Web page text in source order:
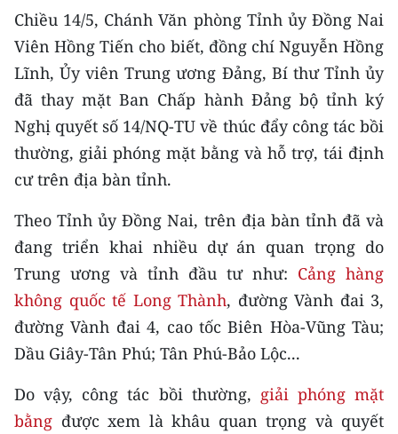
RADIO
MEDIA CENTER
E-Magazine
Video
Media Chính trị
Media Kinh tế
Media Văn hóa
Media Xã hội
Media Du lịch
Chiều 14/5, Chánh Văn phòng Tỉnh ủy Đồng Nai
Viên Hồng Tiến cho biết, đồng chí Nguyễn Hồng
Lĩnh, Ủy viên Trung ương Đảng, Bí thư Tỉnh ủy
đã thay mặt Ban Chấp hành Đảng bộ tỉnh ký
Nghị quyết số 14/NQ-TU về thúc đẩy công tác bồi
thường, giải phóng mặt bằng và hỗ trợ, tái định
cư trên địa bàn tỉnh.
Theo Tỉnh ủy Đồng Nai, trên địa bàn tỉnh đã và
đang triển khai nhiều dự án quan trọng do
Trung ương và tỉnh đầu tư như: Cảng hàng
không quốc tế Long Thành, đường Vành đai 3,
đường Vành đai 4, cao tốc Biên Hòa-Vũng Tàu;
Dầu Giây-Tân Phú; Tân Phú-Bảo Lộc...
Do vậy, công tác bồi thường, giải phóng mặt
bằng được xem là khâu quan trọng và quyết